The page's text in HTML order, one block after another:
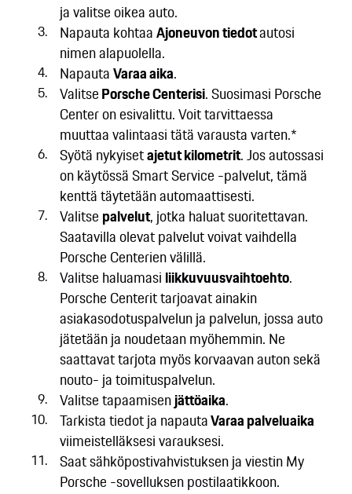
ja valitse oikea auto.
Napauta kohtaaAjoneuvon tiedotautosi
nimen alapuolella.
NapautaVaraa aika.
ValitsePorsche Centerisi. Suosimasi Porsche
Center on esivalittu. Voit tarvittaessa
muuttaa valintaasi tätä varausta varten.*
Syötä nykyisetajetut kilometrit. Jos autossasi
on käytössä Smart Service -palvelut, tämä
kenttä täytetään automaattisesti.
Valitse palvelut, jotka haluat suoritettavan.
Saatavilla olevat palvelut voivat vaihdella
Porsche Centerien välillä.
Valitse haluamasi liikkuvuusvaihtoehto.
Porsche Centerit tarjoavat ainakin
asiakasodotuspalvelun ja palvelun, jossa auto
jätetään ja noudetaan myöhemmin. Ne
saattavat tarjota myös korvaavan auton sekä
nouto- ja toimituspalvelun.
Valitse tapaamisenjättöaika.
Tarkista tiedot ja napautaVaraa palveluaika
viimeistelläksesi varauksesi.
Saat sähköpostivahvistuksen ja viestin My
Porsche -sovelluksen postilaatikkoon.